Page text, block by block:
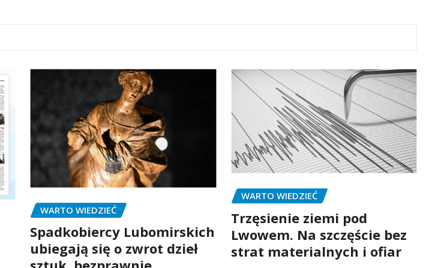
WARTO WIEDZIEĆ
Spadkobiercy Lubomirskich
ubiegają się o zwrot dzieł
WARTO WIEDZIEĆ
Trzęsienie ziemi pod
Lwowem. Na szczęście bez
strat materialnych i ofiar